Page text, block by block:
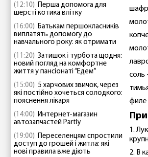
(12:10) Перша допомога для
шерсті котика влітку
(16:00) Батькам першокласників
виплатять допомогу до
навчального року: як отримати
(11:20) Затишок і турбота щодня:
новий погляд на комфортне
життя у пансіонаті “Едем”
(15:00) 5 харчових звичок, через
які постійно хочеться солодкого:
пояснення лікаря
(14:00) Интернет-магазин
автозапчастей Partly
(19:00) Переселенцям спростили
доступ до грошей і житла: які
нові правила вже діють
соль
филе
1.
2. В